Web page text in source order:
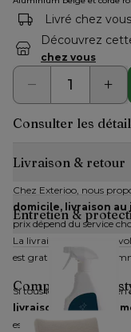
Livré chez vous
Découvrez
chez vous
Consulter les
Livraison & retour
Chez Exterioo, nous
domicile, livraison
prix dépend du service
La livraison des articles
est gratuite pour les
Si tous les articles sont
livraison
estimatif vous sera
Entretien &
Complétez votre